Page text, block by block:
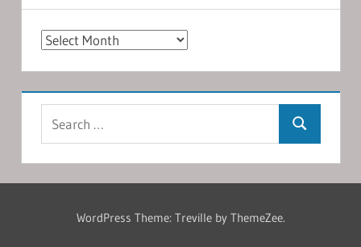
Archives
Search
WordPress Theme: Treville by ThemeZee.